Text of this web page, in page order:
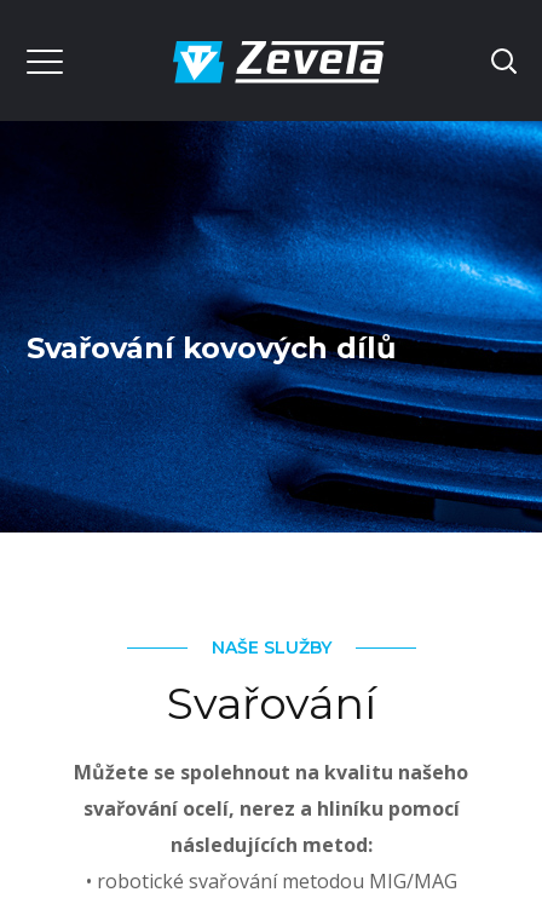
Svařování kovových dílů
NAŠE SLUŽBY
Svařování
Můžete se spolehnout na kvalitu našeho
svařování ocelí, nerez a hliníku pomocí
následujících metod:
• robotické svařování metodou MIG/MAG